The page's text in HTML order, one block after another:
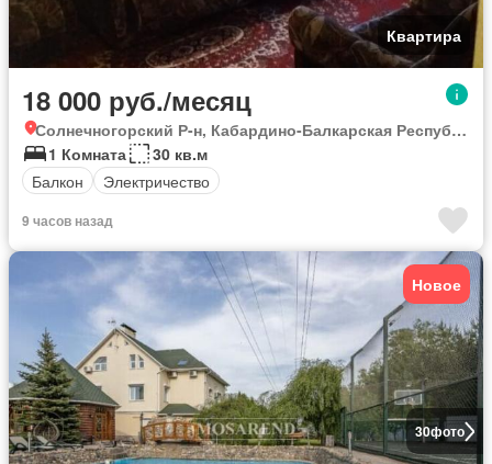
Квартира
18 000 руб./месяц
Солнечногорский Р-н, Кабардино-Балкарская Республика
1 Комната
30 кв.м
Балкон
Электричество
9 часов назад
30фото
Новое